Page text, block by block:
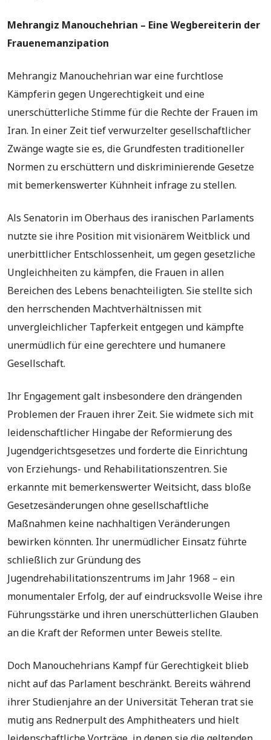
Mehrangiz Manouchehrian – Eine Wegbereiterin der
Frauenemanzipation
Mehrangiz Manouchehrian war eine furchtlose
Kämpferin gegen Ungerechtigkeit und eine
unerschütterliche Stimme für die Rechte der Frauen im
Iran. In einer Zeit tief verwurzelter gesellschaftlicher
Zwänge wagte sie es, die Grundfesten traditioneller
Normen zu erschüttern und diskriminierende Gesetze
mit bemerkenswerter Kühnheit infrage zu stellen.
Als Senatorin im Oberhaus des iranischen Parlaments
nutzte sie ihre Position mit visionärem Weitblick und
unerbittlicher Entschlossenheit, um gegen gesetzliche
Ungleichheiten zu kämpfen, die Frauen in allen
Bereichen des Lebens benachteiligten. Sie stellte sich
den herrschenden Machtverhältnissen mit
unvergleichlicher Tapferkeit entgegen und kämpfte
unermüdlich für eine gerechtere und humanere
Gesellschaft.
Ihr Engagement galt insbesondere den drängenden
Problemen der Frauen ihrer Zeit. Sie widmete sich mit
leidenschaftlicher Hingabe der Reformierung des
Jugendgerichtsgesetzes und forderte die Einrichtung
von Erziehungs- und Rehabilitationszentren. Sie
erkannte mit bemerkenswerter Weitsicht, dass bloße
Gesetzesänderungen ohne gesellschaftliche
Maßnahmen keine nachhaltigen Veränderungen
bewirken könnten. Ihr unermüdlicher Einsatz führte
schließlich zur Gründung des
Jugendrehabilitationszentrums im Jahr 1968 – ein
monumentaler Erfolg, der auf eindrucksvolle Weise ihre
Führungsstärke und ihren unerschütterlichen Glauben
an die Kraft der Reformen unter Beweis stellte.
Doch Manouchehrians Kampf für Gerechtigkeit blieb
nicht auf das Parlament beschränkt. Bereits während
ihrer Studienjahre an der Universität Teheran trat sie
mutig ans Rednerpult des Amphitheaters und hielt